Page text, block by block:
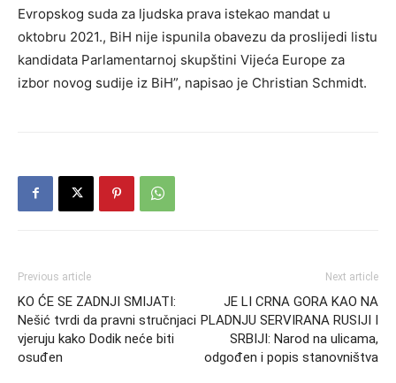
Evropskog suda za ljudska prava istekao mandat u
oktobru 2021., BiH nije ispunila obavezu da proslijedi listu
kandidata Parlamentarnoj skupštini Vijeća Europe za
izbor novog sudije iz BiH”, napisao je Christian Schmidt.
Previous article
KO ĆE SE ZADNJI SMIJATI:
Nešić tvrdi da pravni stručnjaci
vjeruju kako Dodik neće biti
osuđen
Next article
JE LI CRNA GORA KAO NA
PLADNJU SERVIRANA RUSIJI I
SRBIJI: Narod na ulicama,
odgođen i popis stanovništva